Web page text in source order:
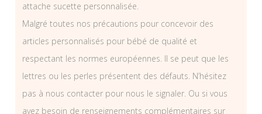
attache sucette personnalisée.
Malgré toutes nos précautions pour concevoir des
articles personnalisés pour bébé de qualité et
respectant les normes européennes. Il se peut que les
lettres ou les perles présentent des défauts. N’hésitez
pas à nous contacter pour nous le signaler. Ou si vous
avez besoin de renseignements complémentaires sur